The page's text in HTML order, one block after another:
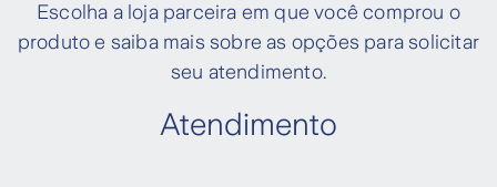
Escolha a loja parceira em que você comprou o
produto e saiba mais sobre as opções para solicitar
seu atendimento.
Atendimento